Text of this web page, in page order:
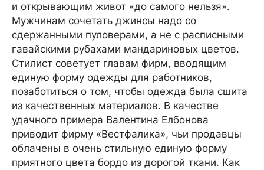
и открывающим живот «до самого нельзя».
Мужчинам сочетать джинсы надо со
сдержанными пуловерами, а не с расписными
гавайскими рубахами мандариновых цветов.
Стилист советует главам фирм, вводящим
единую форму одежды для работников,
позаботиться о том, чтобы одежда была сшита
из качественных материалов. В качестве
удачного примера Валентина Елбонова
приводит фирму «Вестфалика», чьи продавцы
облачены в очень стильную единую форму
приятного цвета бордо из дорогой ткани. Как